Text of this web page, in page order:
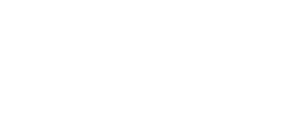
statement in jouw